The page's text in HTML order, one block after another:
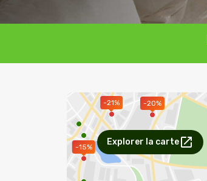
-20%
-21%
-15%
Explorer la carte